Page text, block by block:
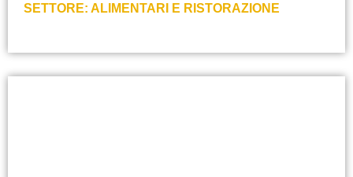
SETTORE: ALIMENTARI E RISTORAZIONE